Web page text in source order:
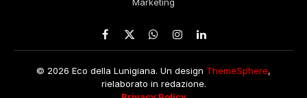
Facebook
X
WhatsApp
Instagram
LinkedIn
© 2026 Eco della Lunigiana. Un design ThemeSphere,
rielaborato in redazione.